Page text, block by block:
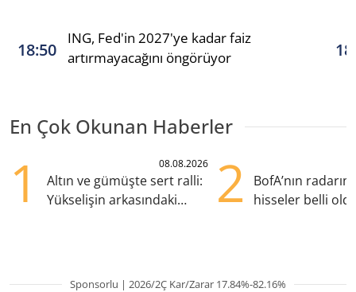
18:50
ING, Fed'in 2027'ye kadar faiz
artırmayacağını öngörüyor
En Çok Okunan Haberler
1 08.08.2026
Altın ve gümüşte sert ralli:
Yükselişin arkasındaki
2
BofA’nın
hisseler belli
Sponsorlu | 2026/2Ç Kar/Zarar 17.84%-82.16%